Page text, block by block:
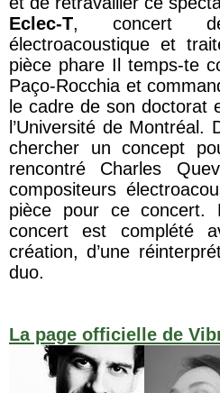
Eclec-T, concert
électroacoustique et
pièce phare Il temps-te
Paço-Rocchia et
le cadre de son doctorat
l’Université de Montréal.
chercher un concept
rencontré Charles
compositeurs
pièce pour ce concert.
concert est complété
création, d’une
duo.
La page officielle de